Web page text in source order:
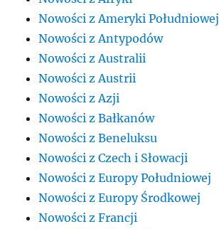
Nowości z Ameryki Południowej
Nowości z Antypodów
Nowości z Australii
Nowości z Austrii
Nowości z Azji
Nowości z Bałkanów
Nowości z Beneluksu
Nowości z Czech i Słowacji
Nowości z Europy Południowej
Nowości z Europy Środkowej
Nowości z Francji